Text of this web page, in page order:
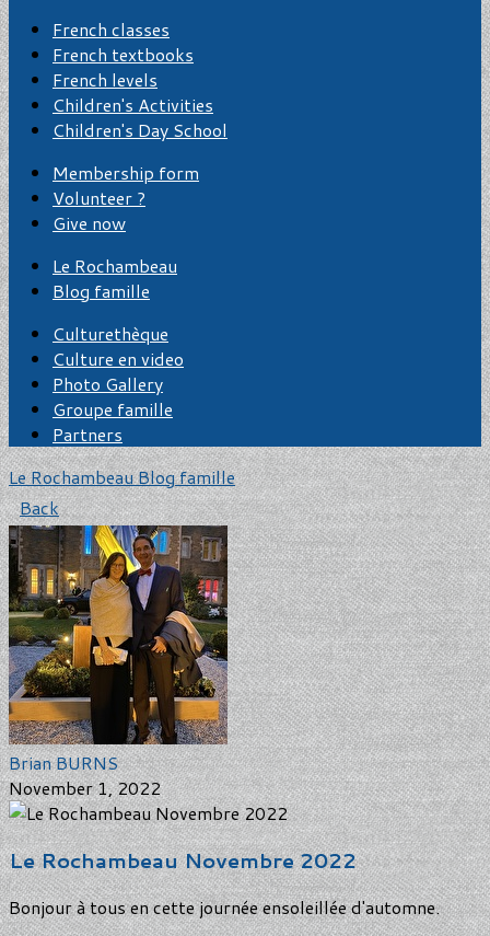
French classes
French textbooks
French levels
Children's Activities
Children's Day School
Membership form
Volunteer ?
Give now
Le Rochambeau
Blog famille
Culturethèque
Culture en video
Photo Gallery
Groupe famille
Partners
Le RochambeauBlog famille
Back
Brian BURNS
November 1, 2022
Le Rochambeau Novembre 2022
Bonjour à tous en cette journée ensoleillée d'automne.